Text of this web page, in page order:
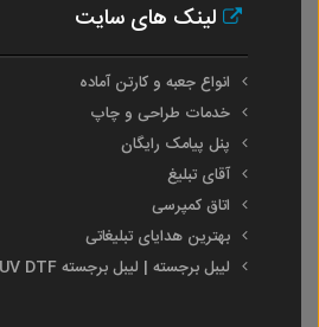
لینک های سایت
انواع جعبه و کارتن آماده
خدمات طراحی و چاپ
پنل پیامک رایگان
آقای تبلیغ
اتاق کمپرسی
بهترین هدایای تبلیغاتی
لیبل برجسته | لیبل برجسته UV DTF | لیبل UV DTF